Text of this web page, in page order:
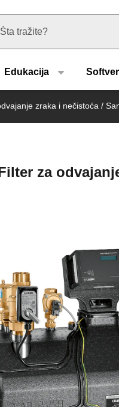
Edukacija Softver
zraka i nečistoća /
za